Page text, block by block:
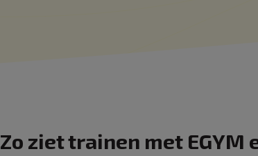
Zo ziet trainen met EGYM